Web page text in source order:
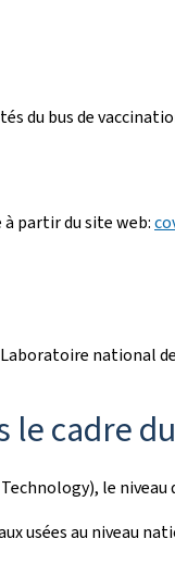
du bus de
partir du site web:
national
cadre du
le
usées au niveau